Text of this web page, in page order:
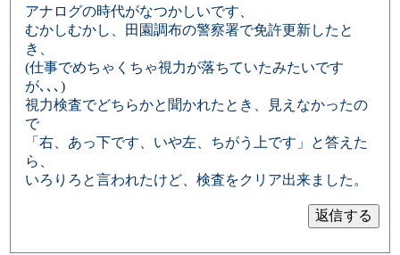
アナログの時代がなつかしいです、
むかしむかし、田園調布の警察署で免許更新したと
き、
(仕事でめちゃくちゃ視力が落ちていたみたいです
が､､､)
視力検査でどちらかと聞かれたとき、見えなかったの
で
「右、あっ下です、いや左、ちがう上です」と答えた
ら、
いろりろと言われたけど、検査をクリア出来ました。